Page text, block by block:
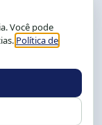
ou 2105